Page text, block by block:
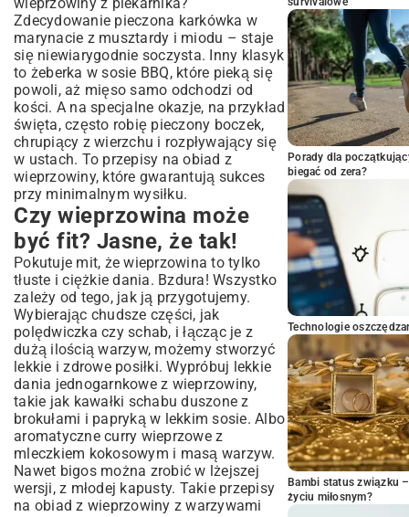
Zdecydowanie pieczona karkówka w
marynacie z musztardy i miodu – staje
się niewiarygodnie soczysta. Inny klasyk
to żeberka w sosie BBQ, które pieką się
powoli, aż mięso samo odchodzi od
kości. A na specjalne okazje, na przykład
święta, często robię pieczony boczek,
chrupiący z wierzchu i rozpływający się
w ustach. To przepisy na obiad z
wieprzowiny, które gwarantują sukces
przy minimalnym wysiłku.
Czy wieprzowina może
być fit? Jasne, że tak!
Pokutuje mit, że wieprzowina to tylko
tłuste i ciężkie dania. Bzdura! Wszystko
zależy od tego, jak ją przygotujemy.
Wybierając chudsze części, jak
polędwiczka czy schab, i łącząc je z
dużą ilością warzyw, możemy stworzyć
lekkie i zdrowe posiłki. Wypróbuj lekkie
dania jednogarnkowe z wieprzowiny,
takie jak kawałki schabu duszone z
brokułami i papryką w lekkim sosie. Albo
aromatyczne curry wieprzowe z
mleczkiem kokosowym i masą warzyw.
Nawet bigos można zrobić w lżejszej
wersji, z młodej kapusty. Takie przepisy
na obiad z wieprzowiny z warzywami
Porady dla
biegać od zera?
Technologie
Bambi status związku
życiu miłosnym?